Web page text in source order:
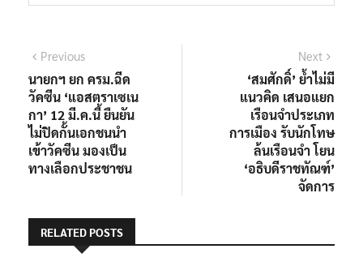
แนะแนว
เรื่อง
PreviousPrevious
post:
นายกฯ ยก ครม.ฉีด
วัคซีน ‘แอสตราเซเน
กา’ 12 มี.ค.นี้ ยืนยัน
ไม่ปิดกั้นเอกชนนำ
เข้าวัคซีน มองเป็น
ทางเลือกประชาชน
Next
‘สมศักดิ์’ ย้ำไม่มี
แนวคิด เสนอแยก
เรือนจำประเภท
การเมือง รับนักโทษ
ล้นเรือนจำ โยน
‘อธิบดีราชทัณฑ์’
จัดการ
RELATED POSTS